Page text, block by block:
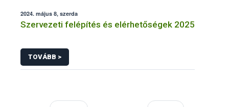
2024. május 8, szerda
Szervezeti felépítés és elérhetőségek 2025
TOVÁBB >